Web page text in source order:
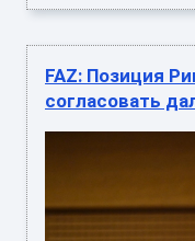
FAZ: Позиция
согласовать